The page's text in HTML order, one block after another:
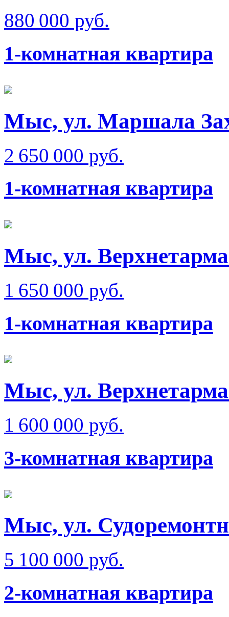
880 000 руб.
1-комнатная квартира
Мыс, ул. Маршала
2 650 000 руб.
1-комнатная квартира
Мыс, ул.
1 650 000 руб.
1-комнатная квартира
Мыс, ул.
1 600 000 руб.
3-комнатная квартира
Мыс, ул.
5 100 000 руб.
2-комнатная квартира